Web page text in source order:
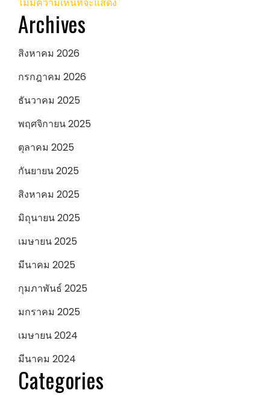
Archives
สิงหาคม 2026
กรกฎาคม 2026
ธันวาคม 2025
พฤศจิกายน 2025
ตุลาคม 2025
กันยายน 2025
สิงหาคม 2025
มิถุนายน 2025
เมษายน 2025
มีนาคม 2025
กุมภาพันธ์ 2025
มกราคม 2025
เมษายน 2024
มีนาคม 2024
Categories